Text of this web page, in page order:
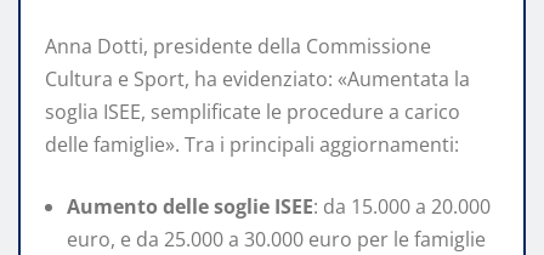
Anna Dotti, presidente della Commissione
Cultura e Sport, ha evidenziato: «Aumentata la
soglia ISEE, semplificate le procedure a carico
delle famiglie». Tra i principali aggiornamenti:
Aumento delle soglie ISEE: da 15.000 a 20.000
euro, e da 25.000 a 30.000 euro per le famiglie